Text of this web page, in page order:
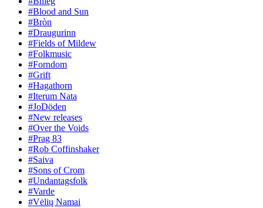
#Blood and Sun
#Bròn
#Draugurinn
#Fields of Mildew
#Folkmusic
#Forndom
#Grift
#Hagathorn
#Iterum Nata
#JoDöden
#New releases
#Over the Voids
#Prag 83
#Rob Coffinshaker
#Saiva
#Sons of Crom
#Undantagsfolk
#Varde
#Vėlių Namai